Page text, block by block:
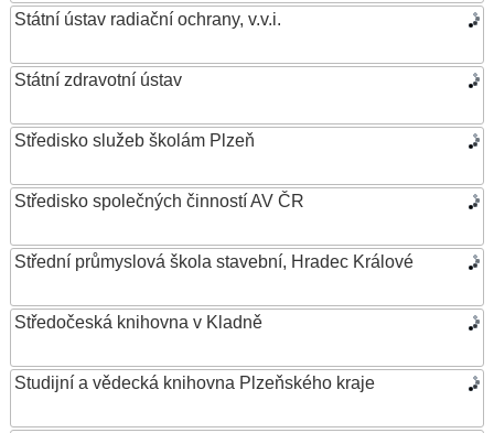
Státní ústav radiační ochrany, v.v.i.
Státní zdravotní ústav
Středisko služeb školám Plzeň
Středisko společných činností AV ČR
Střední průmyslová škola stavební, Hradec Králové
Středočeská knihovna v Kladně
Studijní a vědecká knihovna Plzeňského kraje